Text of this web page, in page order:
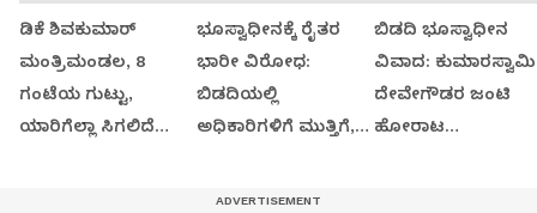
ಡಿಕೆ ಶಿವಕುಮಾರ್
ಮಂತ್ರಿಮಂಡಲ, 8
ಗಂಟೆಯ ಗುಟ್ಟು,
ಯಾರಿಗೆಲ್ಲಾ ಸಿಗಲಿದೆ
ಭೂಸ್ವಾಧೀನಕ್ಕೆ ರೈತರ
ಭಾರೀ ವಿರೋಧ:
ಬಿಡದಿಯಲ್ಲಿ
ಅಧಿಕಾರಿಗಳಿಗೆ ಮುತ್ತಿಗೆ,
ಬಿಡದಿ ಭೂಸ್ವಾಧೀನ
ವಿವಾದ:
ದೇವೇಗೌಡರ ಜಂಟಿ
ಹೋರಾಟ